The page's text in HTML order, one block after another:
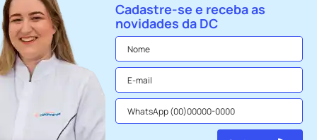
Cadastre-se e receba as
novidades da DC